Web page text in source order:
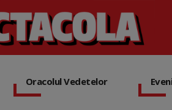
Oracolul Vedetelor